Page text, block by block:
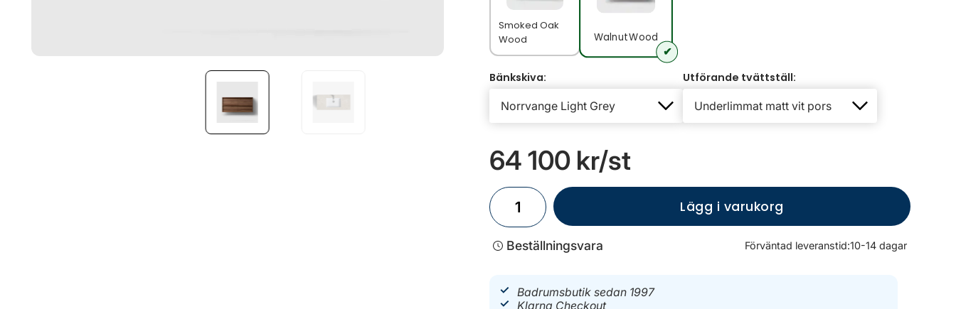
Smoked Oak
Wood
Walnut Wood
Bänkskiva: Utförande tvättställ:
64 100 kr/st
Lägg i varukorg
Beställningsvara Förväntad leveranstid:10-14 dagar
Badrumsbutik sedan 1997
Klarna Checkout